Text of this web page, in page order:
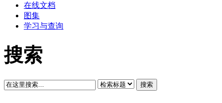
在线文档
图集
学习与查询
搜索
搜索